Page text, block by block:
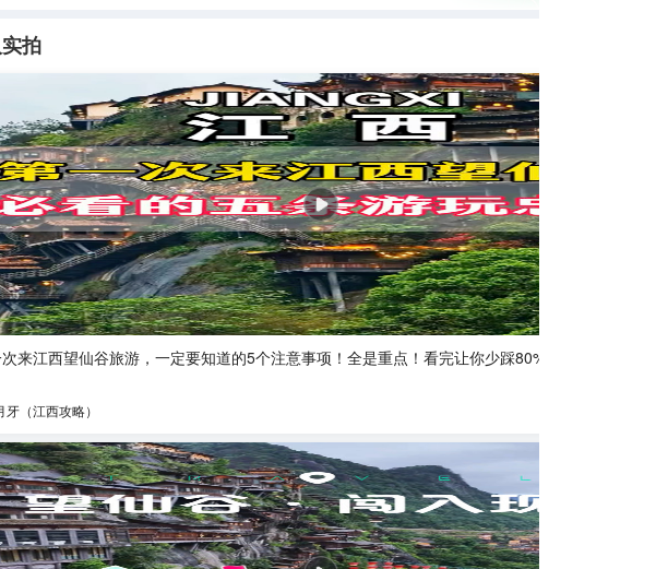
拍
来江西望仙谷旅游，一定要知道的5个注意事项！全是重点！看完让你少踩80%的坑！ #江西旅游
牙（江西攻略）